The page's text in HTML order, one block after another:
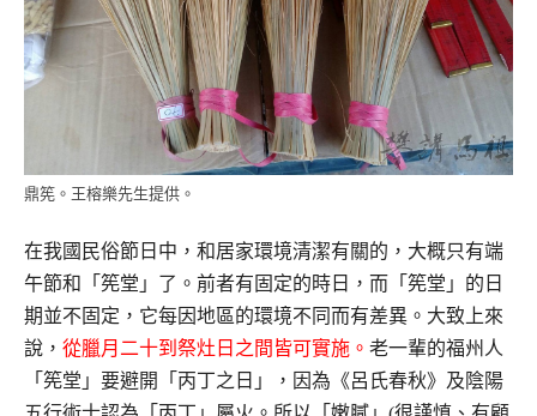
鼎筅。王榕樂先生提供。
在我國民俗節日中，和居家環境清潔有關的，大概只有端
午節和「筅堂」了。前者有固定的時日，而「筅堂」的日
期並不固定，它每因地區的環境不同而有差異。大致上來
說， 從臘月二十到祭灶日之間皆可實施。 老一輩的福州人
「筅堂」要避開「丙丁之日」，因為《呂氏春秋》及陰陽